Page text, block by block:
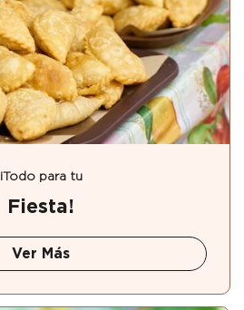
¡Todo para tu
Fiesta!
Ver Más